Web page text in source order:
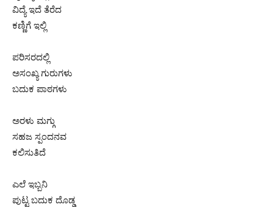
ವಿದ್ಯೆ ಇದೆ ತೆರೆದ
ಕಣ್ಣಿಗೆ ಇಲ್ಲಿ
ಪರಿಸರದಲ್ಲಿ
ಅಸಂಖ್ಯ ಗುರುಗಳು
ಬದುಕ ಪಾಠಗಳು
ಅರಳು ಮಗ್ಗು
ಸಹಜ ಸ್ಪಂದನವ
ಕಲಿಸುತಿದೆ
ಎಲೆ ಇಬ್ಬನಿ
ಪುಟ್ಟ ಬದುಕ ದೊಡ್ಡ